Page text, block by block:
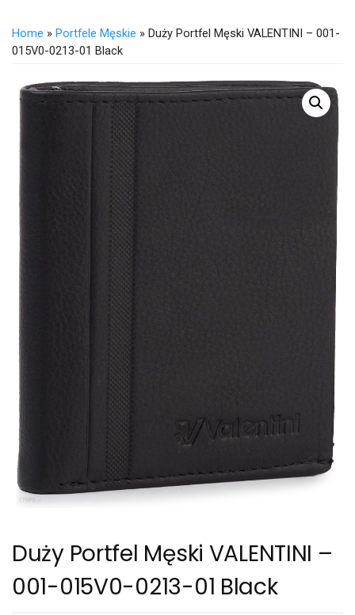
Home » Portfele Męskie » Duży Portfel Męski VALENTINI – 001-
015V0-0213-01 Black
Duży Portfel Męski VALENTINI –
001-015V0-0213-01 Black